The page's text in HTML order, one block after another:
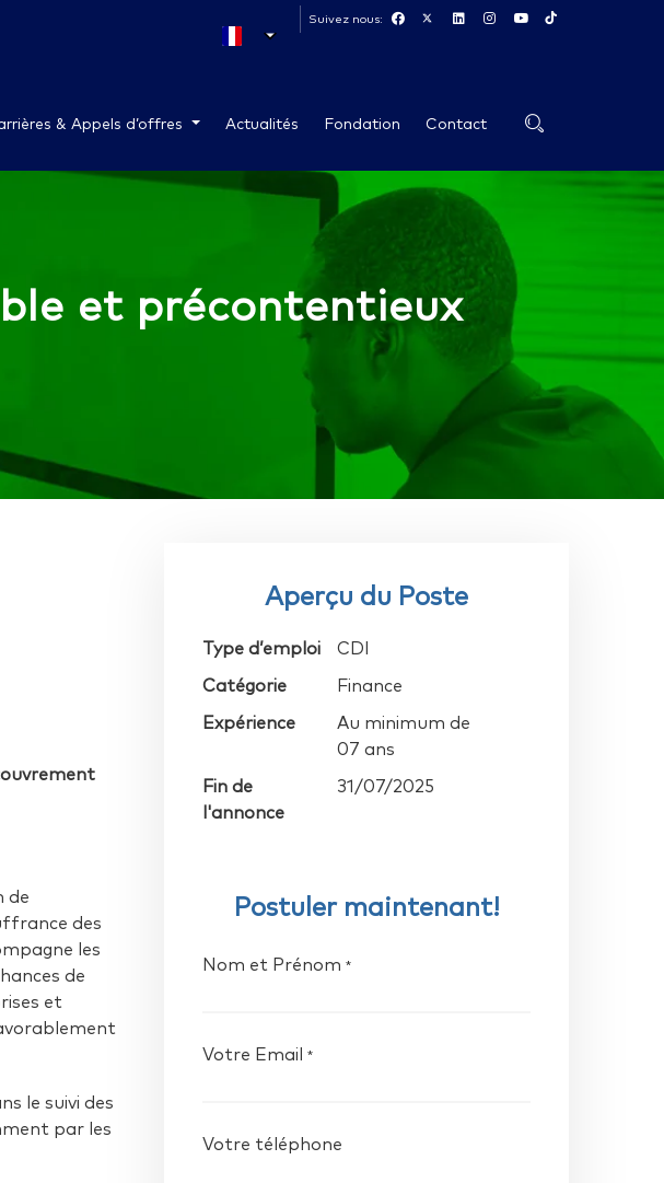
Suivez nous:
& Appels d’offres Actualités Fondation Contact
et précontentieux
de
des
les
de
et
le suivi des
par les
Aperçu du Poste
Type d’emploi CDI
Catégorie Finance
Expérience
Au minimum de
07 ans
Fin de
l'annonce
31/07/2025
Postuler maintenant!
Nom et Prénom *
Votre Email *
Votre téléphone